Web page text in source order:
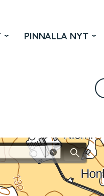
PINNALLA NYT